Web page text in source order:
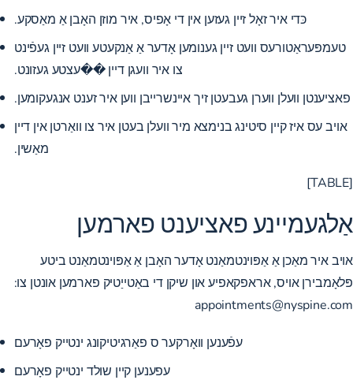
כּדי איר זאָל זיין געזען אין די אָפיס, איר מוזן האָבן אַ מאַסקע.
טעמפּעראַטורעס וועט זיין גענומען אָדער אַ אַנקעטע וועט זיין געפֿינט
צו איר וועגן דיין ��עצטע געזונט.
פאציענטן וועלן ווערן געבעטן זיך איינשרייבן ווען איר זענט אנגעקומען.
אויב עס איז קיין סיטינג בנימצא מיר וועלן בעטן איר צו וואַרטן אין דיין
מאַשין.
[TABLE]
אַלגעמיינע פאציענט פארמען
אויב איר מאַכן אַ אַפּוינטמאַנט אָדער האָבן אַ אַפּוינטמאַנט ביטע
פּלאָמבירן אויס, אראפקאפיע און שיקן די באַטייַטיק פארמען אונטן צו:
appointments@nyspine.com
עפֿענען וואָרקער ס פאַרגיטיקונג ינטייק פאָרעם
עפענען קיין שולד ינטייק פאָרעם